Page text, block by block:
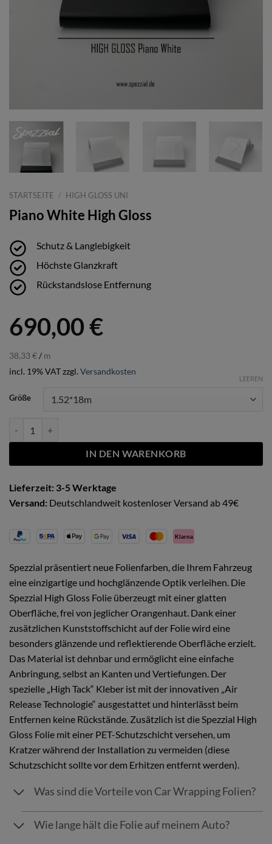
STARTSEITE / HIGH GLOSS UNI
Piano White High Gloss
Schutz & Langlebigkeit
Höchste Glanzkraft
Rückstandslose Entfernung
690,00€
38,33€/ m
incl. 19% VATzzgl. Versandkosten
Größe
LEEREN
IN DEN WARENKORB
Lieferzeit: 3-5 Werktage
Versand: Deutschlandweit kostenloser Versand ab 49€
Klarna
Spezzial präsentiert neue Folienfarben, die Ihrem Fahrzeug
eine einzigartige und hochglänzende Optik verleihen. Die
Spezzial High Gloss Folie überzeugt mit einer glatten
Oberfläche, frei von jeglicher Orangenhaut. Dank einer
zusätzlichen Kunststoffschicht auf der Folie wird eine
besonders glänzende und reflektierende Oberfläche erzielt.
Das Material ist dehnbar und ermöglicht eine einfache
Anbringung, selbst an Kanten und Vertiefungen. Der
spezielle „High Tack“ Kleber ist mit der innovativen „Air
Release Technologie“ ausgestattet und hinterlässt beim
Entfernen keine Rückstände. Zusätzlich ist die Spezzial High
Gloss Folie mit einer PET-Schutzschicht versehen, um
Kratzer während der Installation zu vermeiden (diese
Schutzschicht sollte vor dem Erhitzen entfernt werden).
Was sind die Vorteile von Car Wrapping Folien?
Wie lange hält die Folie auf meinem Auto?